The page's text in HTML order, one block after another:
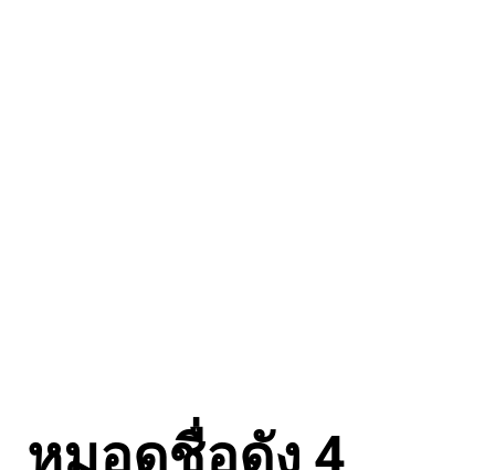
หมอดูชื่อดัง 4